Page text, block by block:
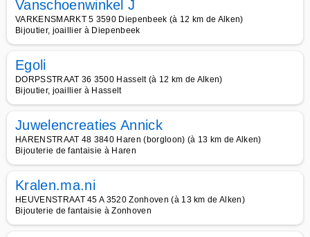
Vanschoenwinkel J
VARKENSMARKT 5 3590 Diepenbeek (à 12 km de Alken)
Bijoutier, joaillier à Diepenbeek
Egoli
DORPSSTRAAT 36 3500 Hasselt (à 12 km de Alken)
Bijoutier, joaillier à Hasselt
Juwelencreaties Annick
HARENSTRAAT 48 3840 Haren (borgloon) (à 13 km de Alken)
Bijouterie de fantaisie à Haren
Kralen.ma.ni
HEUVENSTRAAT 45 A 3520 Zonhoven (à 13 km de Alken)
Bijouterie de fantaisie à Zonhoven